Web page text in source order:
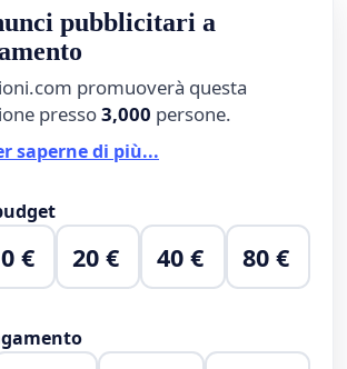
pubblicitari a
promuoverà questa
presso3,000 persone.
saperne di più...
€ 20 € 40 € 80 €